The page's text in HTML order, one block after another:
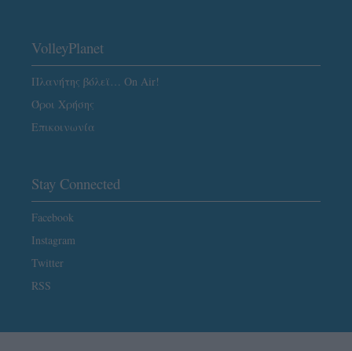
VolleyPlanet
Πλανήτης βόλεϊ… On Air!
Όροι Χρήσης
Επικοινωνία
Stay Connected
Facebook
Instagram
Twitter
RSS